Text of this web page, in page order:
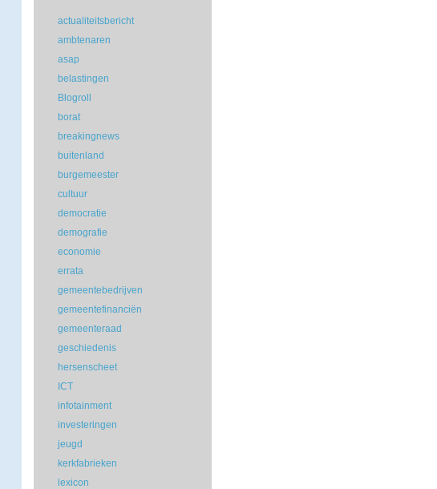
actualiteitsbericht
ambtenaren
asap
belastingen
Blogroll
borat
breakingnews
buitenland
burgemeester
cultuur
democratie
demografie
economie
errata
gemeentebedrijven
gemeentefinanciën
gemeenteraad
geschiedenis
hersenscheet
ICT
infotainment
investeringen
jeugd
kerkfabrieken
lexicon